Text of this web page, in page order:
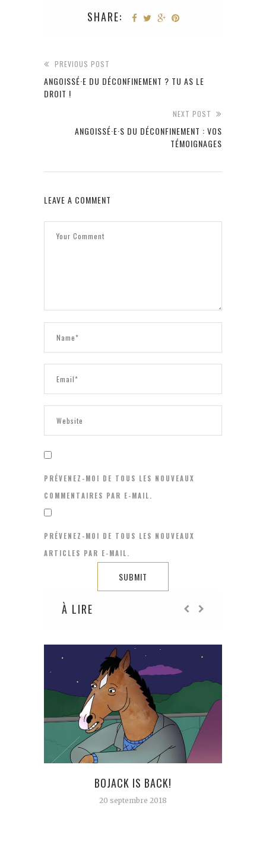
SHARE:
PREVIOUS POST
ANGOISSÉ·E DU DÉCONFINEMENT ? TU AS LE
DROIT !
NEXT POST
ANGOISSÉ·E·S DU DÉCONFINEMENT : VOS
TÉMOIGNAGES
LEAVE A COMMENT
PRÉVENEZ-MOI DE TOUS LES NOUVEAUX
COMMENTAIRES PAR E-MAIL.
PRÉVENEZ-MOI DE TOUS LES NOUVEAUX
ARTICLES PAR E-MAIL.
À LIRE
BOJACK IS BACK!
20 septembre 2018